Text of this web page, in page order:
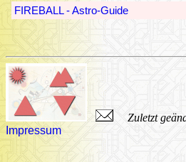
FIREBALL - Astro-Guide
Zuletzt
Impressum